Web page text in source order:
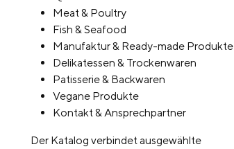
Meat & Poultry
Fish & Seafood
Manufaktur & Ready-made Produkte
Delikatessen & Trockenwaren
Patisserie & Backwaren
Vegane Produkte
Kontakt & Ansprechpartner
Der Katalog verbindet ausgewählte